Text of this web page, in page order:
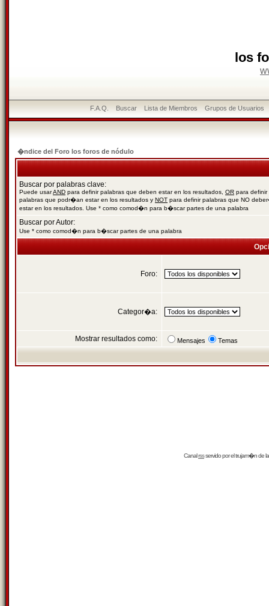
los
F.A.Q. Buscar Lista de Miembros Grupos de Usuarios
�ndice del Foro los foros de nódulo
Buscar por palabras clave:
Puede usarAND para definir palabras que deben estar en los resultados, OR para definir
palabras que podr�an estar en los resultados y NOT para definir palabras que NO
estar en los resultados. Use * como comod�n para b�scar partes de una palabra
Buscar por Autor:
Use * como comod�n para b�scar partes de una palabra
Foro:
Categor�a:
Mostrar resultados como: Mensajes Temas
Canalrssservido por eltrujam�nde